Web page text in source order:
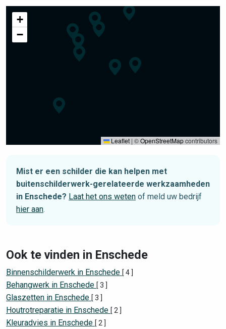
+
−
Leaflet | ©OpenStreetMapcontributors
Mist er een schilder die kan helpen met
buitenschilderwerk-gerelateerde werkzaamheden
in Enschede? Laat het ons weten of meld uw bedrijf
hier aan.
Ook te vinden in Enschede
Binnenschilderwerk in Enschede [ 4 ]
Behangwerk in Enschede [ 3 ]
Glaszetten in Enschede [ 3 ]
Houtrotreparatie in Enschede [ 2 ]
Kleuradvies in Enschede [ 2 ]